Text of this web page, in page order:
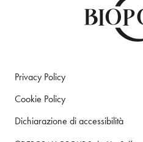
Privacy Policy
Cookie Policy
Dichiarazione di accessibilità